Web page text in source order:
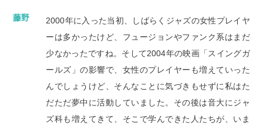
藤野
2000年に入った当初、しばらくジャズの女性プレイヤ
ーは多かったけど、フュージョンやファンク系はまだ
少なかったですね。そして2004年の映画「スイングガ
ールズ」の影響で、女性のプレイヤーも増えていった
んでしょうけど、そんなことに気づきもせずに私はた
だただ夢中に活動していました。その後は音大にジャ
ズ科も増えてきて、そこで学んできた人たちが、いま